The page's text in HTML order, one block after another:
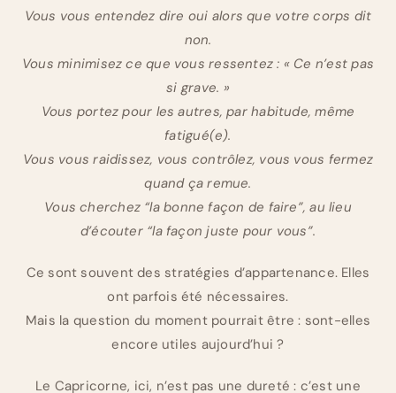
Vous vous entendez dire oui alors que votre corps dit
non.
Vous minimisez ce que vous ressentez : « Ce n’est pas
si grave. »
Vous portez pour les autres, par habitude, même
fatigué(e).
Vous vous raidissez, vous contrôlez, vous vous fermez
quand ça remue.
Vous cherchez “la bonne façon de faire”, au lieu
d’écouter “la façon juste pour vous”.
Ce sont souvent des stratégies d’appartenance. Elles
ont parfois été nécessaires.
Mais la question du moment pourrait être : sont-elles
encore utiles aujourd’hui ?
Le Capricorne, ici, n’est pas une dureté : c’est une